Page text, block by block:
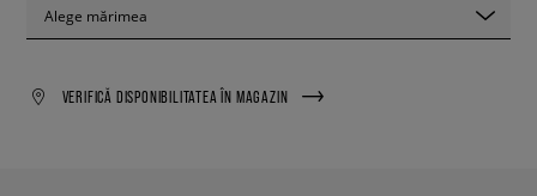
Alege mărimea
VERIFICĂ DISPONIBILITATEA ÎN MAGAZIN